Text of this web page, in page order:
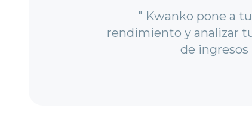
" Kwanko pone a
rendimiento y analizar
de